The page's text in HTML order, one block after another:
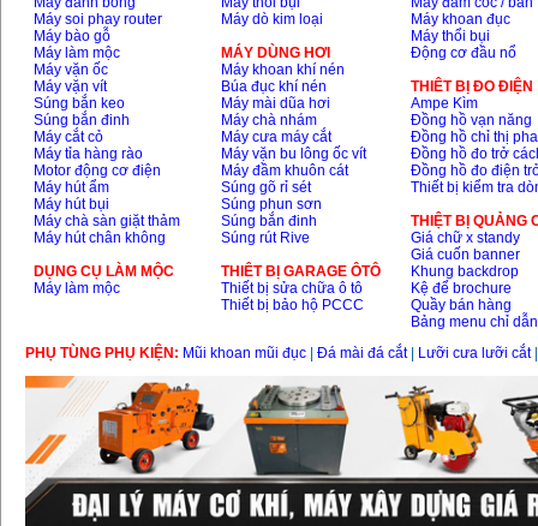
Máy soi phay router
Máy bào gỗ
Máy làm mộc
Máy vặn ốc
Máy vặn vít
Súng bắn keo
Súng bắn đinh
Máy cắt cỏ
Máy tỉa hàng rào
Motor động cơ điện
Máy hút ẩm
Máy hút bụi
Máy chà sàn giặt thảm
Máy hút chân không
DỤNG CỤ LÀM MỘC
Máy làm mộc
Máy dò kim loại
MÁY DÙNG HƠI
Máy khoan khí nén
Búa đục khí nén
Máy mài dũa hơi
Máy chà nhám
Máy cưa máy cắt
Máy vặn bu lông ốc vít
Máy đầm khuôn cát
Súng gõ rỉ sét
Súng phun sơn
Súng bắn đinh
Súng rút Rive
THIÊT BỊ GARAGE ÔTÔ
Thiết bị sửa chữa ô tô
Thiết bị bảo hộ PCCC
Máy khoan đục
Máy thổi bụi
Động cơ đầu nổ
THIÊT BỊ ĐO ĐIỆN
Ampe Kìm
Đồng hồ vạn năng
Đồng hồ chỉ thị pha
Đồng hồ đo trở
Đồng hồ đo điện
Thiết bị kiểm tra
THIỆT BỊ QUẢNG
Giá chữ x standy
Giá cuốn banner
Khung backdrop
Kệ để brochure
Quầy bán hàng
Bảng menu chỉ dẫn
PHỤ TÙNG PHỤ KIỆN: Mũi khoan mũi đục Đá mài đá cắt| Lưỡi cưa lưỡi cắt